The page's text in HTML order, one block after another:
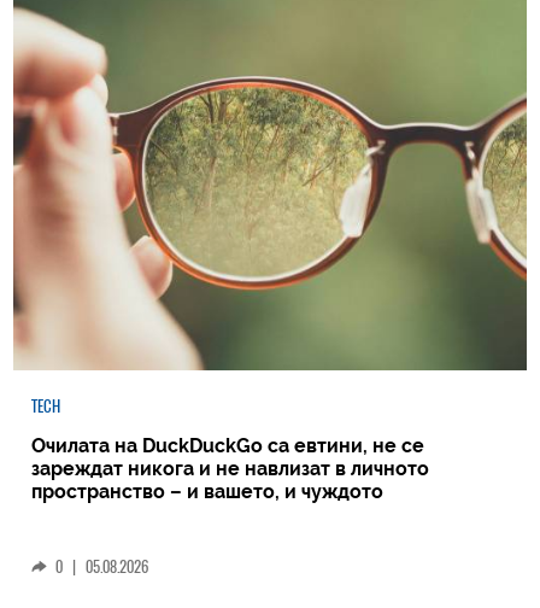
TECH
Очилата на DuckDuckGo са евтини, не се
зареждат никога и не навлизат в личното
пространство – и вашето, и чуждото
0 | 05.08.2026